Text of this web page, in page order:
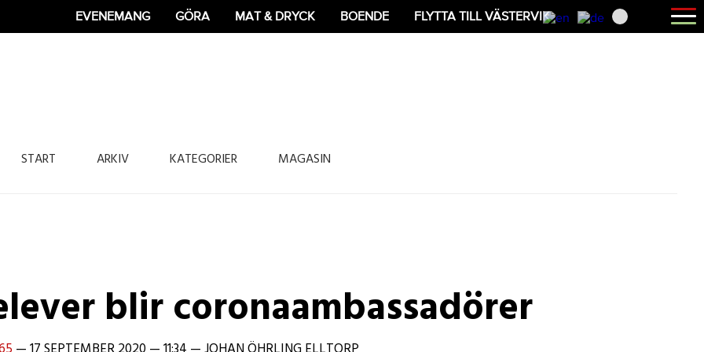
Öppna
menyn
EVENEMANG GÖRA MAT & DRYCK BOENDE FLYTTA TILL VÄSTERVIK
START ARKIV KATEGORIER MAGASIN
blir coronaambassadörer